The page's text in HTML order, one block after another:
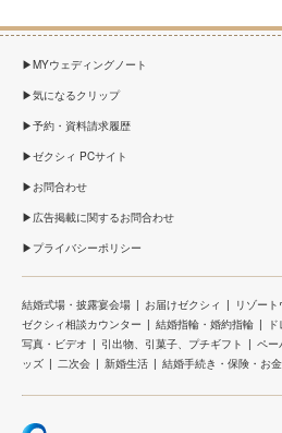
MYウェディングノート
気になるクリップ
予約・資料請求履歴
ゼクシィ PCサイト
お問合わせ
広告掲載に関するお問合わせ
プライバシーポリシー
結婚式場・披露宴会場 お届けゼクシィ リゾー
ゼクシィ相談カウンター
結婚指輪・婚約指輪
写真・ビデオ
引出物、引菓子、プチギフト ペー
ッズ
二次会 新婚生活 結婚手続き・保険・お金